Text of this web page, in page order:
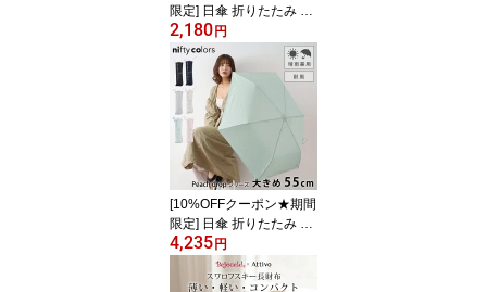
限定] 日傘 折りたたみ 完
全遮光 晴雨兼用 軽量 55
cm 紫外線対策 暑さ対策
[6色] [NT925059] nakata
ni 中谷 折り畳み日傘 遮
光 遮熱 UPF50+ 耐風 風
に強い バイカラー UVカ
ット レディース 紫外線
UV対策 母の日
2,180円
[10%OFFクーポン★期間
限定] 日傘 折りたたみ 完
全遮光 晴雨兼用 大きめ n
ifty colors ニフティカラ
ーズ 大きめ ピーチドロ
4,235円